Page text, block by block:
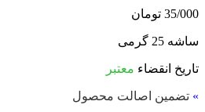
35/000 تومان
ساشه 25 گرمی
تاریخ انقضاء معتبر
» تضمین اصالت محصول